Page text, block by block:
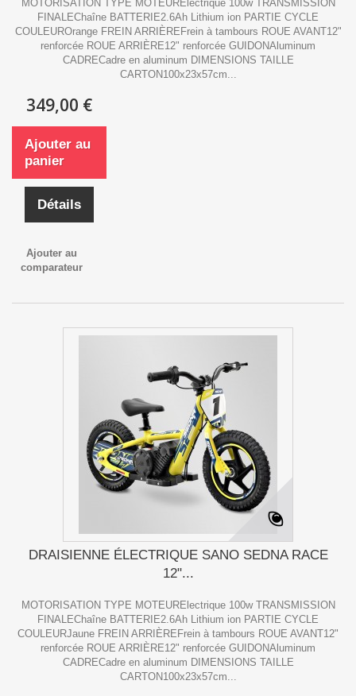
MOTORISATION TYPE MOTEURElectrique 100w TRANSMISSION
FINALEChaîne BATTERIE2.6Ah Lithium ion PARTIE CYCLE
COULEUROrange FREIN ARRIÈREFrein à tambours ROUE AVANT12"
renforcée ROUE ARRIÈRE12" renforcée GUIDONAluminum
CADRECadre en aluminum DIMENSIONS TAILLE
CARTON100x23x57cm...
349,00 €
Ajouter au
panier
Détails
Ajouter au
comparateur
DRAISIENNE ÉLECTRIQUE SANO SEDNA RACE
12"...
MOTORISATION TYPE MOTEURElectrique 100w TRANSMISSION
FINALEChaîne BATTERIE2.6Ah Lithium ion PARTIE CYCLE
COULEURJaune FREIN ARRIÈREFrein à tambours ROUE AVANT12"
renforcée ROUE ARRIÈRE12" renforcée GUIDONAluminum
CADRECadre en aluminum DIMENSIONS TAILLE
CARTON100x23x57cm...